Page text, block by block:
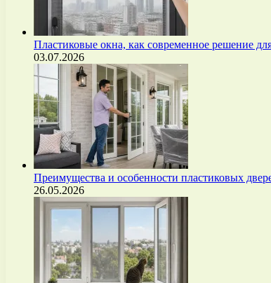
Пластиковые окна, как современное решение
03.07.2026
Преимущества и особенности пластиковых
26.05.2026